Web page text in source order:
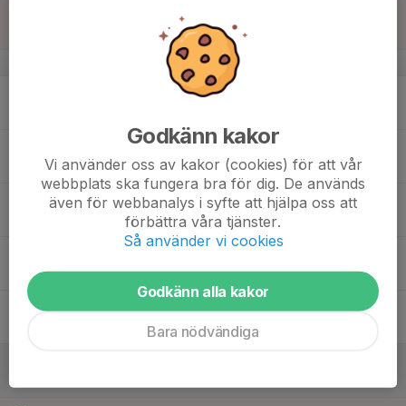
v.29
Godkänn kakor
Vi använder oss av kakor (cookies) för att vår
webbplats ska fungera bra för dig. De används
även för webbanalys i syfte att hjälpa oss att
förbättra våra tjänster.
Så använder vi cookies
Godkänn alla kakor
Bara nödvändiga